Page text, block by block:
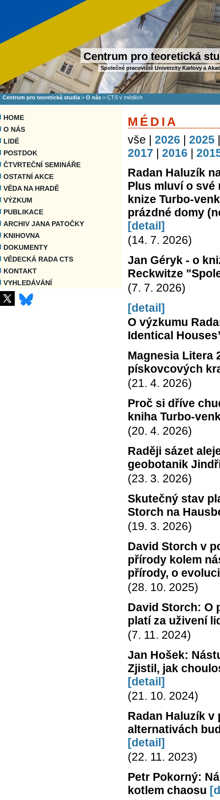
Centrum pro teoretická
Společné pracoviště Univerzity Karlovy a
Centrum pro teoretická studia > O nás > CTS v médiích
HOME
O NÁS
LIDÉ
POSTDOK
ČTVRTEČNÍ SEMINÁŘE
OSTATNÍ AKCE
VĚDA NA HRADĚ
VÝZKUM
PUBLIKACE
ARCHIV JANA PATOČKY
KNIHOVNA
DOKUMENTY
VĚDECKÁ RADA CTS
KONTAKT
VYHLEDÁVÁNÍ
MÉDIA
vše | 2026 | 2025
2017 | 2016 |
Radan Haluzík
Plus mluví o své
knize Turbo-
prázdné domy
[detail]
(14. 7. 2026)
Jan Géryk - o
Reckwitze
(7. 7. 2026)
[detail]
O výzkumu
Identical
Magnesia Litera
pískovcových
(21. 4. 2026)
Proč si dříve
kniha Turbo-
(20. 4. 2026)
Raději sázet
geobotanik
(23. 3. 2026)
Skutečný stav
Storch na
(19. 3. 2026)
David Storch v
přírody kolem
přírody, o
(28. 10. 2025)
David Storch: O
platí za uživení
(7. 11. 2024)
Jan Hošek:
Zjistil, jak
[detail]
(21. 10. 2024)
Radan Haluzík v
alternativách
[detail]
(22. 11. 2023)
Petr Pokorný:
kotlem chaosu